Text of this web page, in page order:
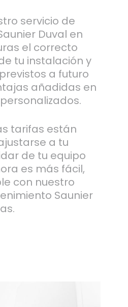
servicio de
Duval en
el correcto
tu instalación y
a futuro
añadidas en
tarifas están
a tu
de tu equipo
es más fácil,
con nuestro
Saunier